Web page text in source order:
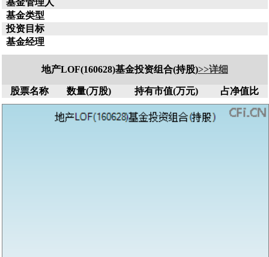
基金管理人
基金类型
投资目标
基金经理
地产LOF(160628)基金投资组合(持股)>>详细
股票名称 数量(万股) 持有市值(万元) 占净值比